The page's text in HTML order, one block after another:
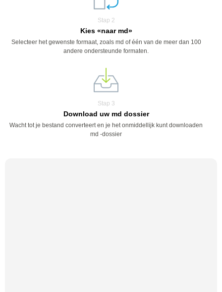
Stap 2
Kies «naar md»
Selecteer het gewenste formaat, zoals md of één van de meer dan 100
andere ondersteunde formaten.
Stap 3
Download uw md dossier
Wacht tot je bestand converteert en je het onmiddellijk kunt downloaden
md -dossier